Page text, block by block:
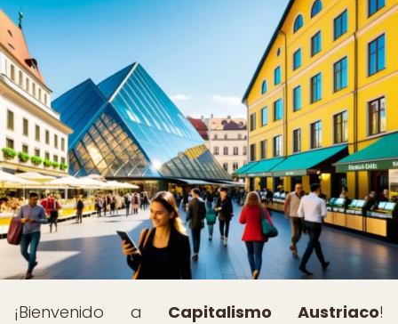
¡Bienvenido a Capitalismo Austriaco!